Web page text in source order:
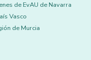
de EvAU de Navarra
Vasco
de Murcia